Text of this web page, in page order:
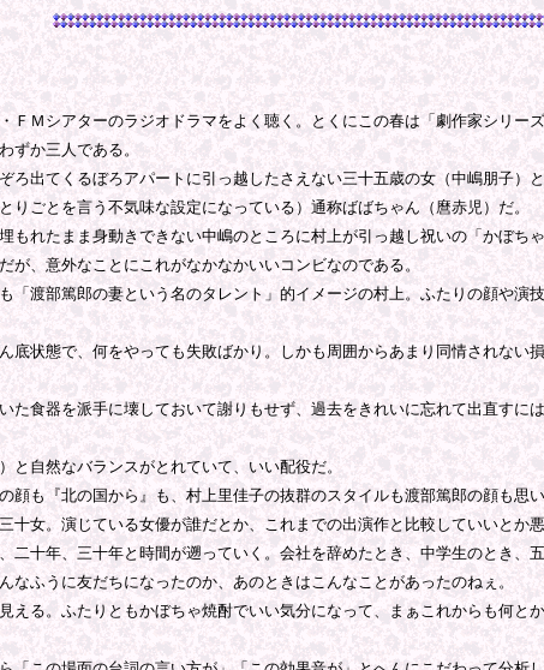
Ｍシアターのラジオドラマをよく聴く。とくにこの春は「劇作家シリー
ずか三人である。
出てくるぼろアパートに引っ越したさえない三十五歳の女（中嶋朋子）
ごとを言う不気味な設定になっている）通称ばばちゃん（麿赤児）だ。
れたまま身動きできない中嶋のところに村上が引っ越し祝いの「かぼち
、意外なことにこれがなかなかいいコンビなのである。
渡部篤郎の妻という名のタレント」的イメージの村上。ふたりの顔や演
状態で、何をやっても失敗ばかり。しかも周囲からあまり同情されない損
食器を派手に壊しておいて謝りもせず、過去をきれいに忘れて出直すに
自然なバランスがとれていて、いい配役だ。
も『北の国から』も、村上里佳子の抜群のスタイルも渡部篤郎の顔も思い
女。演じている女優が誰だとか、これまでの出演作と比較していいとか
十年、三十年と時間が遡っていく。会社を辞めたとき、中学生のとき、
ふうに友だちになったのか、あのときはこんなことがあったのねぇ。
る。ふたりともかぼちゃ焼酎でいい気分になって、まぁこれからも何と